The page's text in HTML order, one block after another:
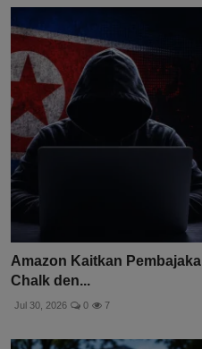
Amazon Kaitkan
Chalk den...
Jul 30, 2026 0 7